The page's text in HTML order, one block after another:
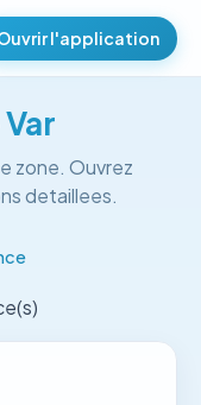
l'application
zone. Ouvrez
detaillees.